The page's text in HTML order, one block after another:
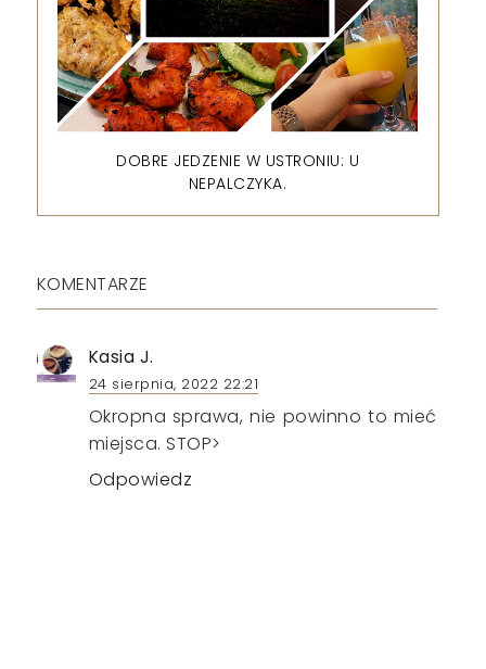
DOBRE JEDZENIE W USTRONIU: U
NEPALCZYKA.
KOMENTARZE
Kasia J.
24 sierpnia, 2022 22:21
Okropna sprawa, nie powinno to mieć
miejsca. STOP>
Odpowiedz